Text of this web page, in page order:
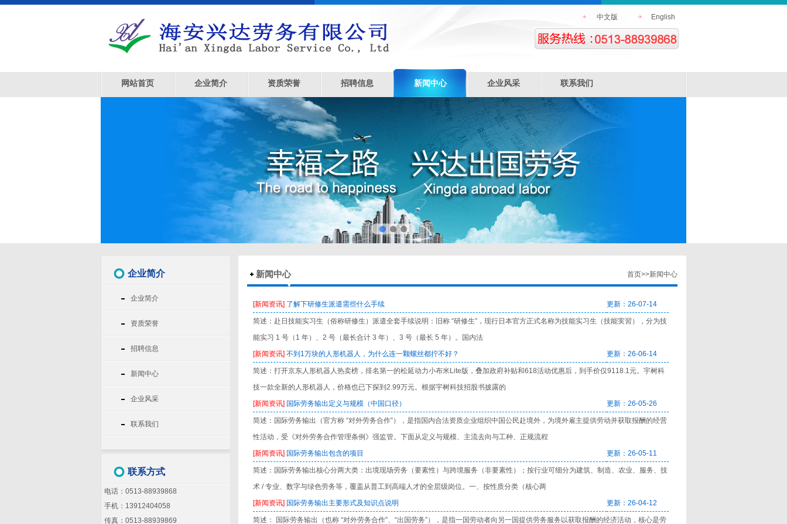
English
中文版
网站首页 企业简介 资质荣誉 招聘信息 新闻中心 企业风采 联系我们
企业简介
企业简介
资质荣誉
招聘信息
新闻中心
企业风采
联系我们
联系方式
电话：0513-88939868
手机：13912404058
传真：0513-88939869
新闻中心 首页>>新闻中心
[新闻资讯] 了解下研修生派遣需些什么手续 更新：26-07-14
简述：赴日技能实习生（俗称研修生）派遣全套手续说明：旧称 “研修生”，现行日本官方正式名称为技能实习生（技能実習），分为技
能实习 1 号（1 年）、2 号（最长合计 3 年）、3 号（最长 5 年）。国内法
[新闻资讯] 不到1万块的人形机器人，为什么连一颗螺丝都拧不好？ 更新：26-06-14
简述：打开京东人形机器人热卖榜，排名第一的松延动力小布米Lite版，叠加政府补贴和618活动优惠后，到手价仅9118.1元。宇树科
技一款全新的人形机器人，价格也已下探到2.99万元。根据宇树科技招股书披露的
[新闻资讯] 国际劳务输出定义与规模（中国口径） 更新：26-05-26
简述：国际劳务输出（官方称 “对外劳务合作”），是指国内合法资质企业组织中国公民赴境外，为境外雇主提供劳动并获取报酬的经营
性活动，受《对外劳务合作管理条例》强监管。下面从定义与规模、主流去向与工种、正规流程
[新闻资讯] 国际劳务输出包含的项目 更新：26-05-11
简述：国际劳务输出核心分两大类：出境现场劳务（要素性）与跨境服务（非要素性）；按行业可细分为建筑、制造、农业、服务、技
术 / 专业、数字与绿色劳务等，覆盖从普工到高端人才的全层级岗位。一、按性质分类（核心两
[新闻资讯] 国际劳务输出主要形式及知识点说明 更新：26-04-12
简述： 国际劳务输出（也称 “对外劳务合作”、“出国劳务”），是指一国劳动者向另一国提供劳务服务以获取报酬的经济活动，核心是劳